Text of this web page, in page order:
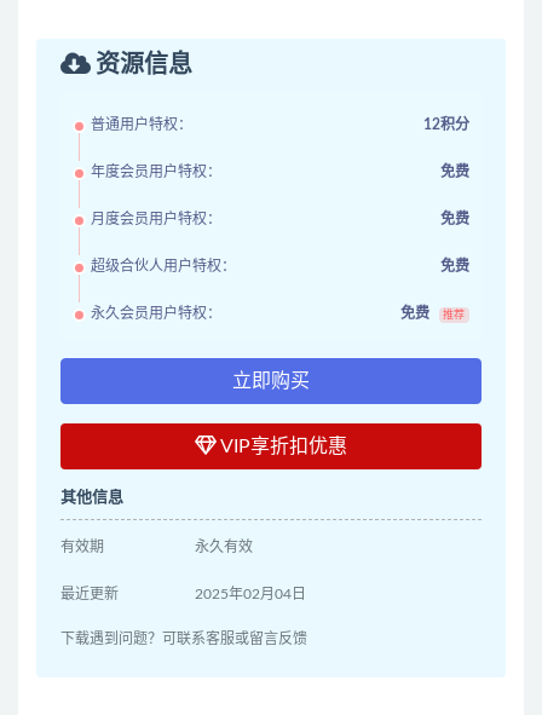
资源信息
普通用户特权： 12积分
年度会员用户特权： 免费
月度会员用户特权： 免费
超级合伙人用户特权： 免费
永久会员用户特权： 免费 推荐
立即购买
VIP享折扣优惠
其他信息
有效期 永久有效
最近更新 2025年02月04日
下载遇到问题？可联系客服或留言反馈